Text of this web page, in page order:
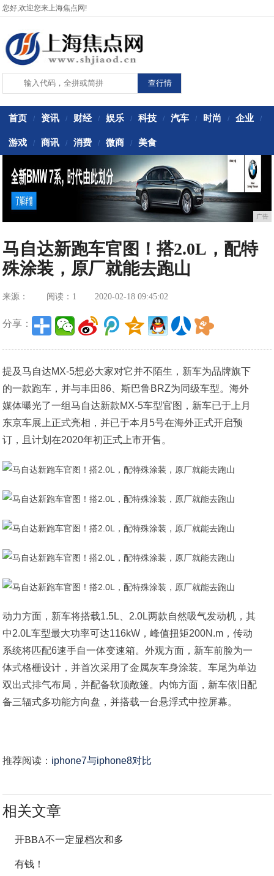
您好,欢迎您来上海焦点网!
首页 / 资讯 / 财经 / 娱乐 / 科技 / 汽车 / 时尚 / 企业 /
游戏 / 商讯 / 消费 / 微商 / 美食
广告
马自达新跑车官图！搭2.0L，配特
殊涂装，原厂就能去跑山
来源： 阅读：1 2020-02-18 09:45:02
分享：
提及马自达MX-5想必大家对它并不陌生，新车为品牌旗下
的一款跑车，并与丰田86、斯巴鲁BRZ为同级车型。海外
媒体曝光了一组马自达新款MX-5车型官图，新车已于上月
东京车展上正式亮相，并已于本月5号在海外正式开启预
订，且计划在2020年初正式上市开售。
动力方面，新车将搭载1.5L、2.0L两款自然吸气发动机，其
中2.0L车型最大功率可达116kW，峰值扭矩200N.m，传动
系统将匹配6速手自一体变速箱。外观方面，新车前脸为一
体式格栅设计，并首次采用了金属灰车身涂装。车尾为单边
双出式排气布局，并配备软顶敞篷。内饰方面，新车依旧配
备三辐式多功能方向盘，并搭载一台悬浮式中控屏幕。
推荐阅读： iphone7与iphone8对比
相关文章
开BBA不一定显档次和多
有钱！